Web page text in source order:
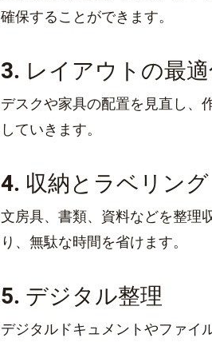
確保することができます。
3. レイアウトの最
デスクや家具の配置を見直し、
していきます。
4. 収納とラベリング
文房具、書類、資料などを整理
り、無駄な時間を省けます。
5. デジタル整理
デジタルドキュメントやファイ